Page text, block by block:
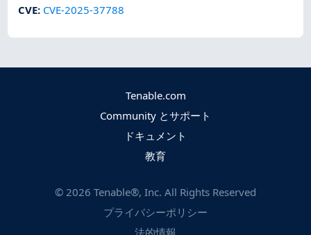
CVE: CVE-2025-37788
Tenable.com
Community とサポート
ドキュメント
教育
© 2026 Tenable®, Inc. All Rights Reserved
プライバシーポリシー